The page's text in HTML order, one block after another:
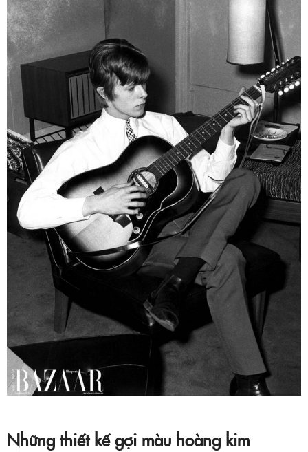
Những thiết kế gợi màu hoàng kim